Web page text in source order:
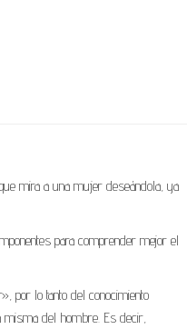
mira a una mujer deseándola, ya
para comprender mejor el
por lo tanto del conocimiento
misma del hombre. Es decir,